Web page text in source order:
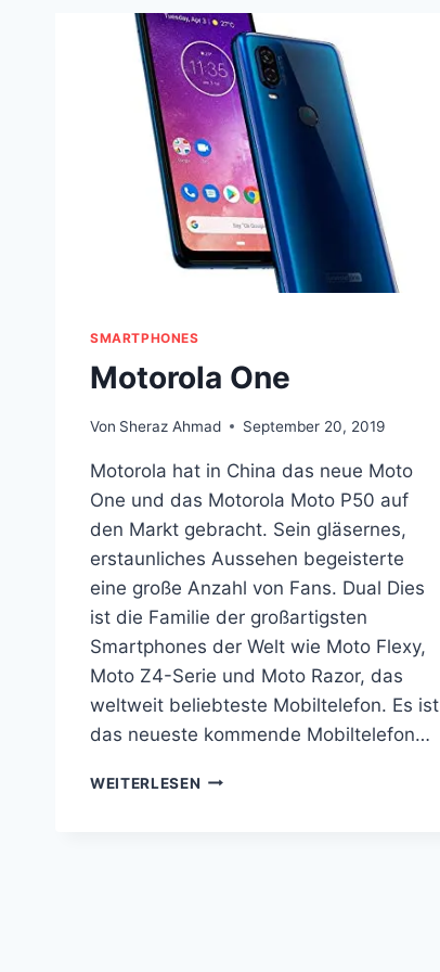
SMARTPHONES
Motorola One
Von Sheraz Ahmad September 20, 2019
Motorola hat in China das neue Moto
One und das Motorola Moto P50 auf
den Markt gebracht. Sein gläsernes,
erstaunliches Aussehen begeisterte
eine große Anzahl von Fans. Dual Dies
ist die Familie der großartigsten
Smartphones der Welt wie Moto Flexy,
Moto Z4-Serie und Moto Razor, das
weltweit beliebteste Mobiltelefon. Es ist
das neueste kommende Mobiltelefon…
WEITERLESEN MOTOROLA